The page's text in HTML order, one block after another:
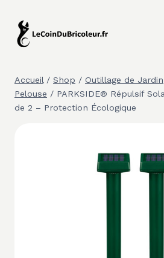
contenu
Accueil / Shop / Outillage de Jardin
Pelouse / PARKSIDE® Répulsif
de 2 – Protection Écologique